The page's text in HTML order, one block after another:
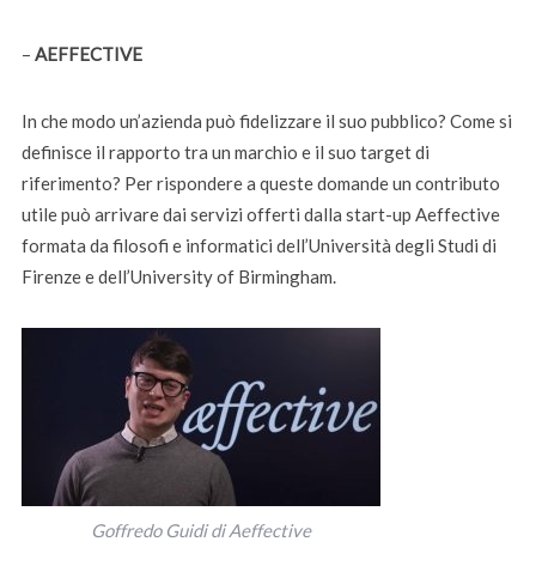
– AEFFECTIVE
In che modo un’azienda può fidelizzare il suo pubblico? Come si
definisce il rapporto tra un marchio e il suo target di
riferimento? Per rispondere a queste domande un contributo
utile può arrivare dai servizi offerti dalla start-up Aeffective
formata da filosofi e informatici dell’Università degli Studi di
Firenze e dell’University of Birmingham.
Goffredo Guidi di Aeffective